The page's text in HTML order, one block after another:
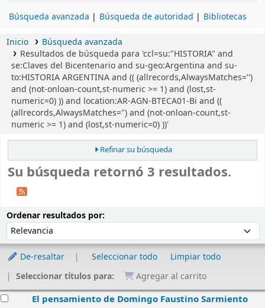
Búsqueda avanzada Búsqueda de autoridad Bibliotecas
Inicio
Búsqueda avanzada
Resultados de búsqueda para 'ccl=su:"HISTORIA" and
se:Claves del Bicentenario and su-geo:Argentina and su-
to:HISTORIA ARGENTINA and (( (allrecords,AlwaysMatches='')
and (not-onloan-count,st-numeric >= 1) and (lost,st-
numeric=0) )) and location:AR-AGN-BTECA01-Bi and ((
(allrecords,AlwaysMatches='') and (not-onloan-count,st-
numeric >= 1) and (lost,st-numeric=0) ))'
Refinar su búsqueda
Su búsqueda retornó 3 resultados.
Ordenar resultados por:
De-resaltar Seleccionar todo
Limpiar todo
Seleccionar títulos para:
Agregar al carrito
El pensamiento de Domingo Faustino Sarmiento